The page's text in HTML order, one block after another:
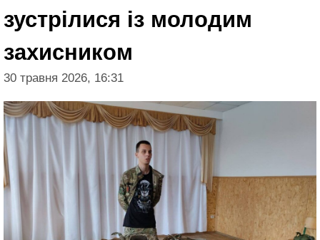
зустрілися із молодим
захисником
30 травня 2026, 16:31